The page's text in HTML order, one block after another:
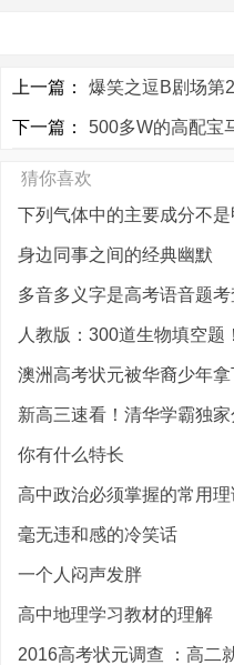
上一篇： 爆笑之逗B剧场第
下一篇： 500多W的高配宝
猜你喜欢
下列气体中的主要成分不是
身边同事之间的经典幽默
多音多义字是高考语音题
人教版：300道生物填空
澳洲高考状元被华裔少年
新高三速看！清华学霸独
你有什么特长
高中政治必须掌握的常用理
毫无违和感的冷笑话
一个人闷声发胖
高中地理学习教材的理解
2016高考状元调查 ：高二